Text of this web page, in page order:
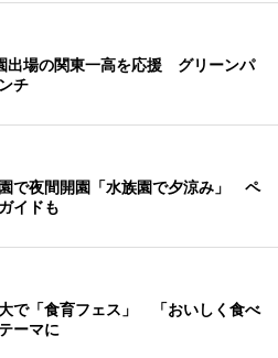
出場の関東一高を応援 グリーンパ
チ
で夜間開園「水族園で夕涼み」 ペ
イドも
で「食育フェス」 「おいしく食べ
ーマに